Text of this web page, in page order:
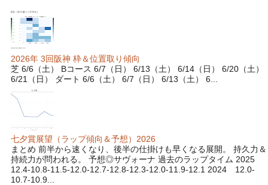
2026年 3回阪神 枠＆位置取り傾向
芝 6/6（土） Bコース 6/7（日） 6/13（土） 6/14（日） 6/20（土）
6/21（日） ダート 6/6（土） 6/7（日） 6/13（土） 6...
七夕賞展望（ラップ傾向＆予想）2026
まとめ 前半から速くなり、後半の仕掛けも早くなる展開。 持久力＆
持続力が問われる。 予想◎サヴォーナ 過去のラップタイム 2025
12.4-10.8-11.5-12.0-12.7-12.8-12.3-12.0-11.9-12.1 2024 12.0-
10.7-10.9...